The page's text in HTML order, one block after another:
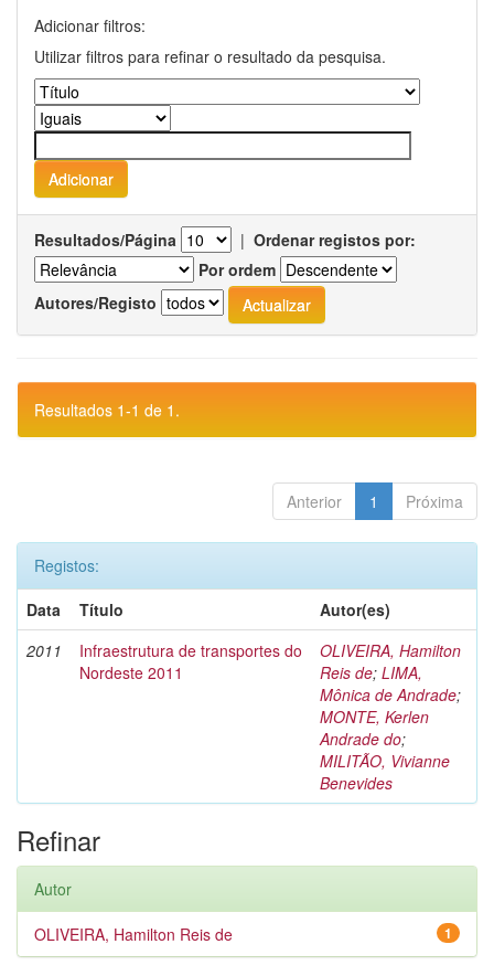
Adicionar filtros:
Utilizar filtros para refinar o resultado da pesquisa.
Resultados/Página | Ordenar registos por:
Por ordem
Autores/Registo
Resultados 1-1 de 1.
Anterior 1 Próxima
Registos:
Data
Título
Autor(es)
2011
Infraestrutura de transportes do
Nordeste 2011
OLIVEIRA, Hamilton
Reis de; LIMA,
Mônica de Andrade;
MONTE, Kerlen
Andrade do;
MILITÃO, Vivianne
Benevides
Refinar
Autor
1
OLIVEIRA, Hamilton Reis de